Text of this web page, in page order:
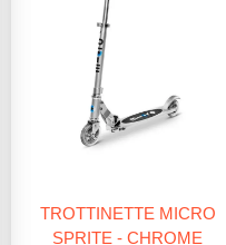
TROTTINETTE MICRO
SPRITE - CHROME